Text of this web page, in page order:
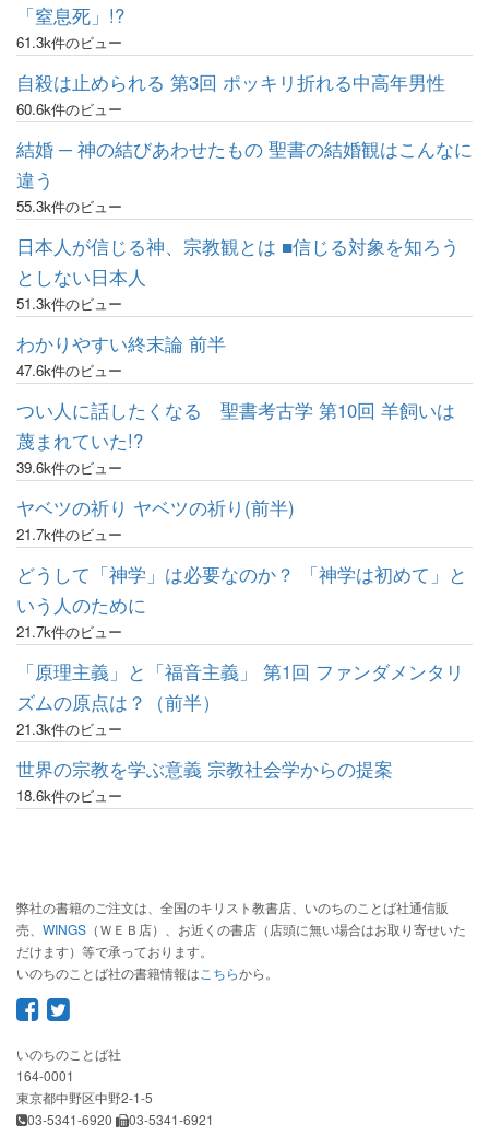
「窒息死」!?
61.3k件のビュー
自殺は止められる 第3回 ポッキリ折れる中高年男性
60.6k件のビュー
結婚 ─ 神の結びあわせたもの 聖書の結婚観はこんなに
違う
55.3k件のビュー
日本人が信じる神、宗教観とは ■信じる対象を知ろう
としない日本人
51.3k件のビュー
わかりやすい終末論 前半
47.6k件のビュー
つい人に話したくなる 聖書考古学 第10回 羊飼いは
蔑まれていた!?
39.6k件のビュー
ヤベツの祈り ヤベツの祈り(前半)
21.7k件のビュー
どうして「神学」は必要なのか？ 「神学は初めて」と
いう人のために
21.7k件のビュー
「原理主義」と「福音主義」 第1回 ファンダメンタリ
ズムの原点は？（前半）
21.3k件のビュー
世界の宗教を学ぶ意義 宗教社会学からの提案
18.6k件のビュー
弊社の書籍のご注文は、全国のキリスト教書店、いのちのことば社通信販
売、 WINGS （ＷＥＢ店）、お近くの書店（店頭に無い場合はお取り寄せいた
だけます）等で承っております。
いのちのことば社の書籍情報は こちらから。
いのちのことば社
164-0001
東京都中野区中野2-1-5
03-5341-6920
03-5341-6921